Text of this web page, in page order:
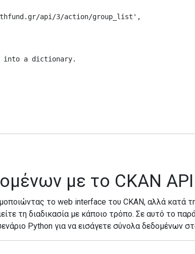
api/3/action/group_list',
into a dictionary.
με το CKAN API
το web interface του CKAN, αλλά κατά
τη διαδικασία με κάποιο τρόπο. Σε αυτό το
Python για να εισάγετε σύνολα δεδομένων